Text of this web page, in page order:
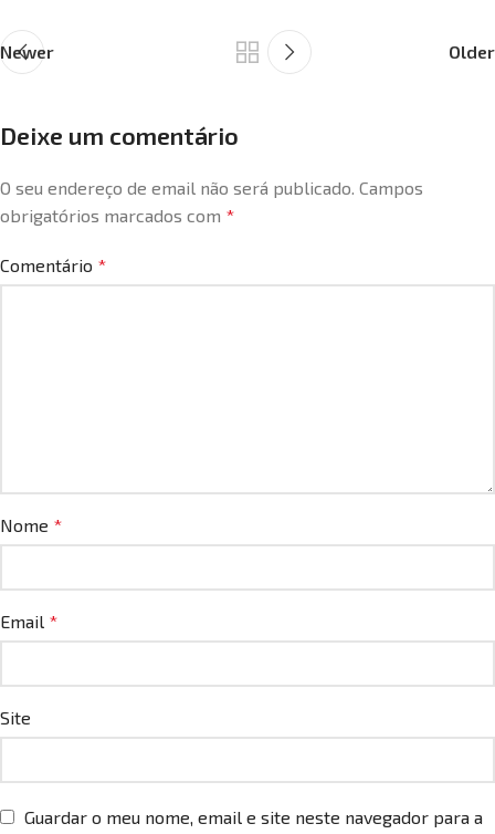
Newer Older
Deixe um comentário
O seu endereço de email não será publicado. Campos
obrigatórios marcados com *
Comentário *
Nome *
Email *
Site
Guardar o meu nome, email e site neste navegador para a